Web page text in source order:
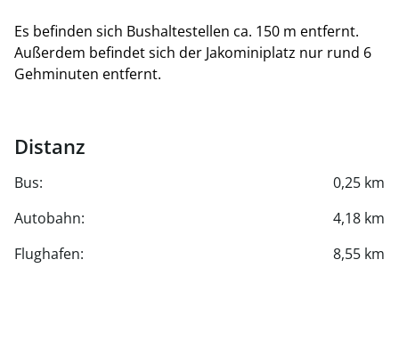
Es befinden sich Bushaltestellen ca. 150 m entfernt.
Außerdem befindet sich der Jakominiplatz nur rund 6
Gehminuten entfernt.
Distanz
Bus:
0,25 km
Autobahn:
4,18 km
Flughafen:
8,55 km